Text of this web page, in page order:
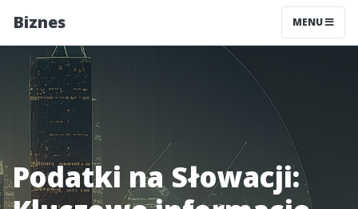
Biznes MENU
Podatki na Słowacji: